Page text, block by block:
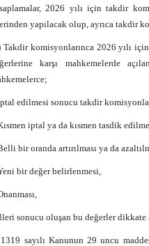
2026 yılı için takdir
yapılacak olup, ayrıca takdir
Takdir komisyonlarınca 2026 yılı
karşı mahkemelerde
edilmesi sonucu takdir
iptal ya da kısmen tasdik
bir oranda artırılması ya da
bir değer belirlenmesi,
sonucu oluşan bu değerler dikkate
sayılı Kanunun 29 uncu